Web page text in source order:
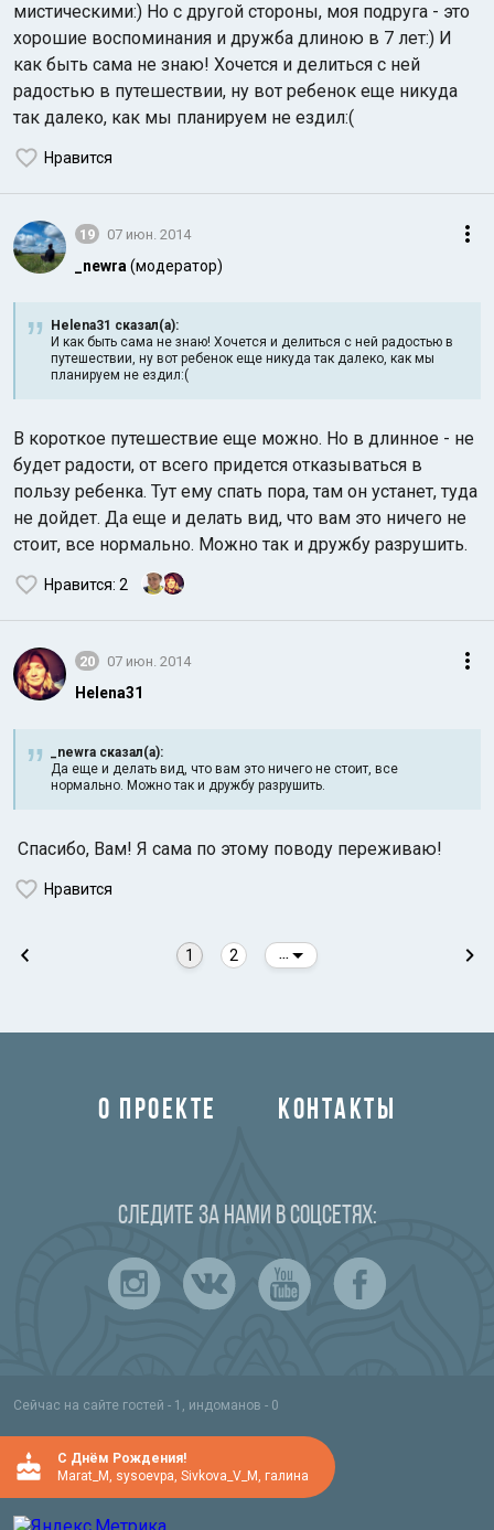
мистическими:) Но с другой стороны, моя подруга - это
хорошие воспоминания и дружба длиною в 7 лет:) И
как быть сама не знаю! Хочется и делиться с ней
радостью в путешествии, ну вот ребенок еще никуда
так далеко, как мы планируем не ездил:(
Нравится
19 07 июн. 2014
_newra (модератор)
Helena31 сказал(а):
И как быть сама не знаю! Хочется и делиться с ней радостью в
путешествии, ну вот ребенок еще никуда так далеко, как мы
планируем не ездил:(
В короткое путешествие еще можно. Но в длинное - не
будет радости, от всего придется отказываться в
пользу ребенка. Тут ему спать пора, там он устанет, туда
не дойдет. Да еще и делать вид, что вам это ничего не
стоит, все нормально. Можно так и дружбу разрушить.
Нравится: 2
20 07 июн. 2014
Helena31
_newra сказал(а):
Да еще и делать вид, что вам это ничего не стоит, все
нормально. Можно так и дружбу разрушить.
Спасибо, Вам! Я сама по этому поводу переживаю!
Нравится
1 2
О ПРОЕКТЕ КОНТАКТЫ
Следите за нами в соцсетях:
Сейчас на сайте гостей - 1, индоманов - 0
C Днём Рождения!
Marat_M, sysoevpa, Sivkova_V_M, галина